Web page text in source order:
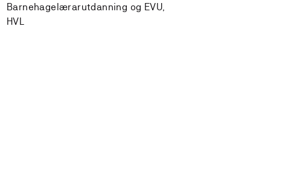
Barnehagelærarutdanning og EVU,
HVL